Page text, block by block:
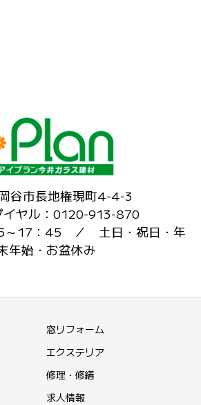
谷市長地権現町4-4-3
イヤル：0120-913-870
～17：45 ／ 土日・祝日・年
年始・お盆休み
窓リフォーム
エクステリア
修理・修繕
求人情報